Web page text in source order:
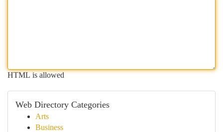
HTML is allowed
Web Directory Categories
Arts
Business